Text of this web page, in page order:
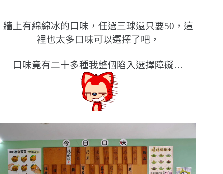
牆上有綿綿冰的口味，任選三球還只要50，這
裡也太多口味可以選擇了吧，
口味竟有二十多種我整個陷入選擇障礙…